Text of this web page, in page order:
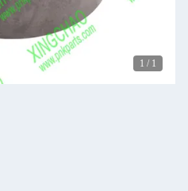
1 / 1